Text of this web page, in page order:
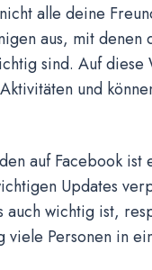
alle deine
aus, mit
sind. Auf diese
und
auf Facebook
Updates
auch wichtig ist,
Personen in